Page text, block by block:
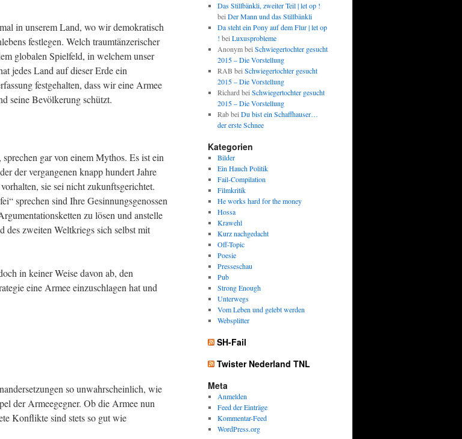
in unserem Land, wo wir demokratisch
festlegen. Welch traumtänzerischer
globalen Spielfeld, in welchem unser
jedes Land auf dieser Erde ein
festgehalten, dass wir eine Armee
seine Bevölkerung schützt.
gar von einem Mythos. Es ist ein
der vergangenen knapp hundert Jahre
sie sei nicht zukunftsgerichtet.
sprechen sind Ihre Gesinnungsgenossen
zu lösen und anstelle
des zweiten Weltkriegs sich selbst mit
in keiner Weise davon ab, den
eine Armee einzuschlagen hat und
so unwahrscheinlich, wie
der Armeegegner. Ob die Armee nun
Konflikte sind stets so gut wie
Das Stillbänkli, zweiter Teil | let op !
bei Der Mann und das Stillbänkli
Da steht ein Pony auf dem Flur | let op
! bei Luxusprobleme
Anonymbei Schwiegertochter gesucht
2015 – Die Vorstellung
RAB bei Schwiegertochter gesucht
2015 – Die Vorstellung
Richard bei Schwiegertochter gesucht
2015 – Die Vorstellung
Rabbei Du bist ein Schaffhauser…
der erste Schnee
Kategorien
Bilder
Ein Hauch Politik
Fail-Compilation
Filmkritik
He works hard for the money
Hossa
Krawehl
Kurz nachgedacht
Off-Topic
Poesie
Presseschau
Pub
Strong Enough
Unterwegs
Vom Leben und gelebt werden
Websplitter
SH-Fail
Twister Nederland TNL
Meta
Anmelden
Feed der Einträge
Kommentar-Feed
WordPress.org